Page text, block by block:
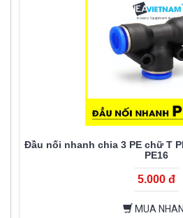
Đầu nối nhanh chia 3 PE chữ T
PE16
5.000 đ
MUA